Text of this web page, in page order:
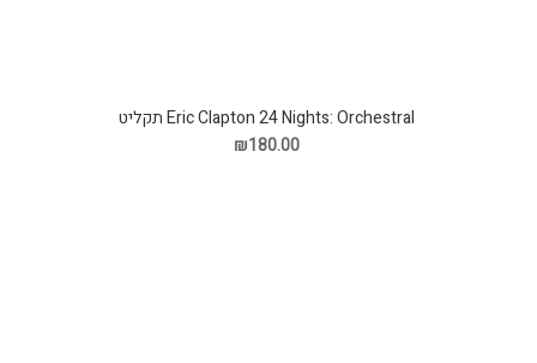
Eric Clapton 24 Nights: Orchestral תקליט
₪180.00